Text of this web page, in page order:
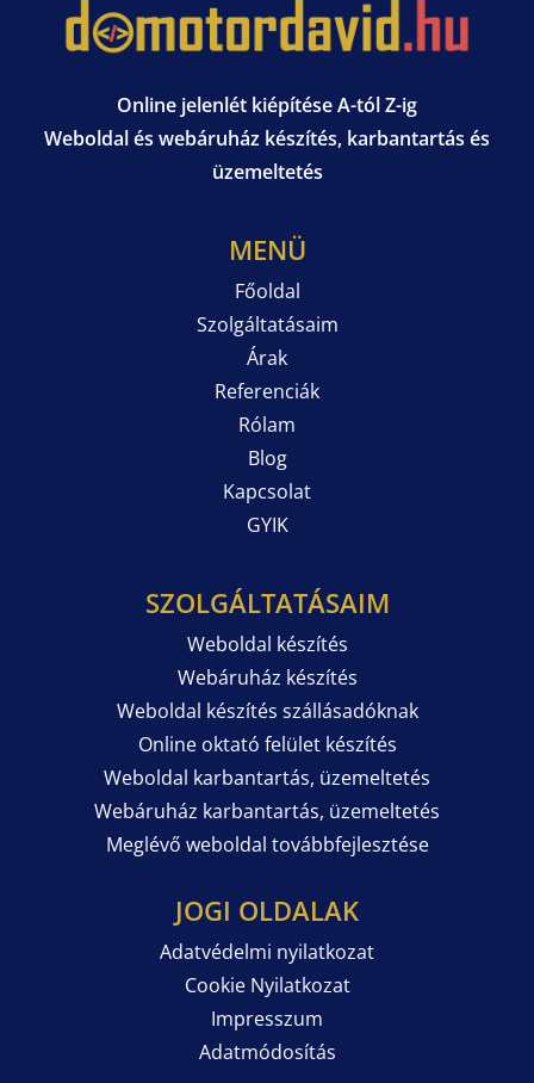
Online jelenlét kiépítése A-tól Z-ig
Weboldal és webáruház készítés, karbantartás és
üzemeltetés
MENÜ
Főoldal
Szolgáltatásaim
Árak
Referenciák
Rólam
Blog
Kapcsolat
GYIK
SZOLGÁLTATÁSAIM
Weboldal készítés
Webáruház készítés
Weboldal készítés szállásadóknak
Online oktató felület készítés
Weboldal karbantartás, üzemeltetés
Webáruház karbantartás, üzemeltetés
Meglévő weboldal továbbfejlesztése
JOGI OLDALAK
Adatvédelmi nyilatkozat
Cookie Nyilatkozat
Impresszum
Adatmódosítás